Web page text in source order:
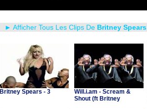
► Afficher Tous Les Clips De Britney Spears
Britney Spears - 3
Will.i.am - Scream &
Shout (ft Britney